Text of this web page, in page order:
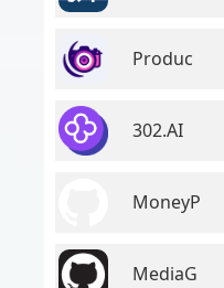
Produc
302.AI
MoneyP
MediaG